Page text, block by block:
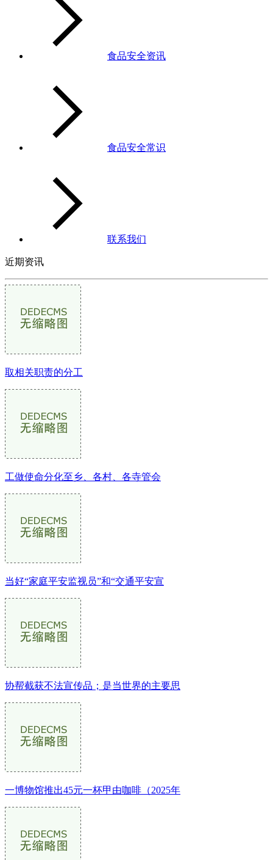
食品安全资讯
食品安全常识
联系我们
近期资讯
取相关职责的分工
工做使命分化至乡、各村、各寺管会
当好“家庭平安监视员”和“交通平安宣
协帮截获不法宣传品；是当世界的主要思
一博物馆推出45元一杯甲由咖啡（2025年